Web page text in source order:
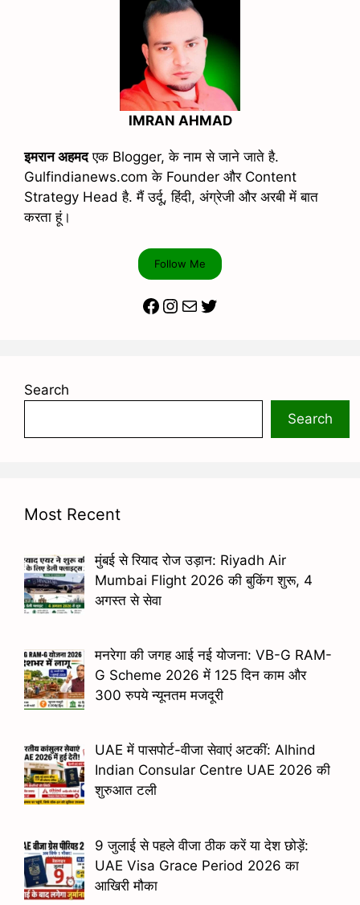
IMRAN AHMAD
इमरान अहमदएक Blogger, के नाम से जाने जाते है.
Gulfindianews.com के Founder और Content
Strategy Head है. मैं उर्दू, हिंदी, अंग्रेजी और अरबी में बात
करता हूं।
Follow Me
Facebook
Instagram
MailTwitter
Search
Search
Most Recent
मुंबई से रियाद रोज उड़ान: Riyadh Air
Mumbai Flight 2026 की बुकिंग शुरू, 4
अगस्त से सेवा
मनरेगा की जगह आई नई योजना: VB-G RAM-
G Scheme 2026 में 125 दिन काम और
300 रुपये न्यूनतम मजदूरी
UAE में पासपोर्ट-वीजा सेवाएं अटकीं: Alhind
Indian Consular Centre UAE 2026 की
शुरुआत टली
9 जुलाई से पहले वीजा ठीक करें या देश छोड़ें:
UAE Visa Grace Period 2026 का
आखिरी मौका